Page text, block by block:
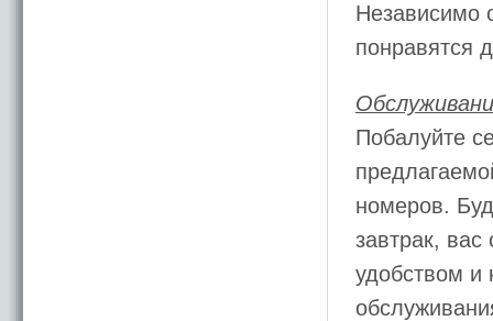
Независимо
понравятся
Побалуйте
номеров.
завтрак,
удобством и